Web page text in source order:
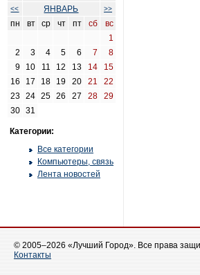
<<
ЯНВАРЬ >>
пн вт ср чт пт сб
вс
1
2
3 4 5 6 7
8
9
10 11 12 13 14
15
16
17 18 19 20 21
22
23 24 25 26 27 28
29
30 31
Категории:
Все категории
Компьютеры, связь
Лента новостей
© 2005–2026 «Лучший Город». Все права
Контакты